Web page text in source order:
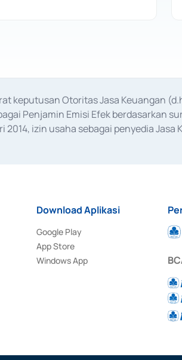
keputusan Otoritas Jasa Keuangan
Penjamin Emisi Efek berdasarkan
2014, izin usaha sebagai penyedia Jasa
Download Aplikasi
Google Play
App Store
Windows App